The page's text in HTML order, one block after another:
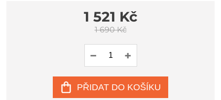
1 521 Kč
1 690 Kč
PŘIDAT DO KOŠÍKU